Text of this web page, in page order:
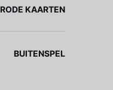
RODE KAARTEN
BUITENSPEL